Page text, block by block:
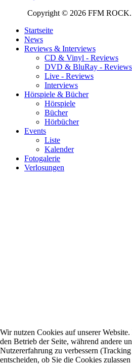
Copyright © 2026 FFM ROCK.
Startseite
News
Reviews & Interviews
CD & Vinyl - Reviews
DVD & BluRay - Reviews
Live - Reviews
Interviews
Hörspiele & Bücher
Hörspiele
Bücher
Hörbücher
Events
Liste
Kalender
Fotogalerie
Verlosungen
Wir nutzen Cookies auf unserer
den Betrieb der Seite, während andere
Nutzererfahrung zu verbessern
entscheiden, ob Sie die Cookies